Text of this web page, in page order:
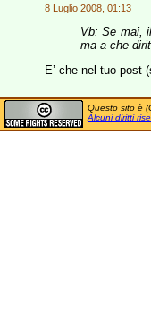
8 Luglio 2008, 01:13
Vb: Se mai,
ma a che
E’ che nel tuo
Questo sito è
Alcuni diritti